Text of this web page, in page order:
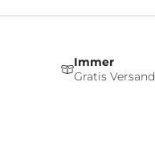
Immer
Gratis Versand